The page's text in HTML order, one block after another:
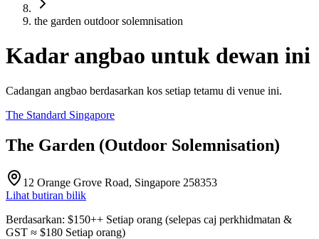
the garden outdoor solemnisation
Kadar angbao untuk dewan ini
Cadangan angbao berdasarkan kos setiap tetamu di venue ini.
The Standard Singapore
The Garden (Outdoor Solemnisation)
12 Orange Grove Road, Singapore 258353
Lihat butiran bilik
Berdasarkan: $150++ Setiap orang (selepas caj perkhidmatan &
GST ≈ $180 Setiap orang)